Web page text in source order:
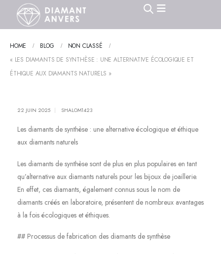
HOME BLOG
NON CLASSÉ
« LES DIAMANTS DE SYNTHÈSE : UNE ALTERNATIVE ÉCOLOGIQUE ET
ÉTHIQUE AUX DIAMANTS NATURELS »
22 JUIN 2025 SHALOM1423
Les diamants de synthèse : une alternative écologique et éthique
aux diamants naturels
Les diamants de synthèse sont de plus en plus populaires en tant
qu’alternative aux diamants naturels pour les bijoux de joaillerie.
En effet, ces diamants, également connus sous le nom de
diamants créés en laboratoire, présentent de nombreux avantages
à la fois écologiques et éthiques.
## Processus de fabrication des diamants de synthèse